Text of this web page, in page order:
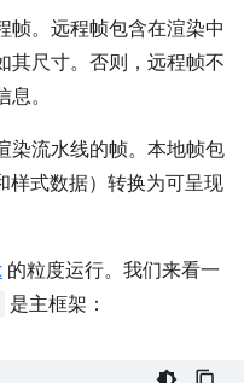
帧。远程帧包含在渲染中
其尺寸。否则，远程帧不
。
染流水线的帧。本地帧包
样式数据）转换为可呈现
的粒度运行。我们来看一
是主框架：